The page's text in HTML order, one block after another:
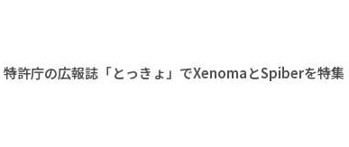
許庁の広報誌「とっきょ」でXenomaとSpiberを特集